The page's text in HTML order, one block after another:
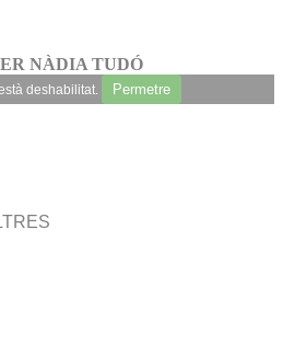
NÀDIA TUDÓ
deshabilitat. Permetre